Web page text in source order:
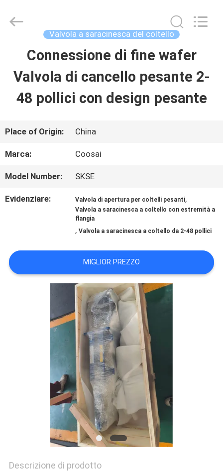
CASA.
PRODOTTI
SU
DI
NOI
VISITA
FABBRICA
CONTROLLO
QUALITÀ
CONTATTACI
NOTIZIE
UN
COOSAI
Valvola a saracinesca del coltello
Connessione di fine wafer
Valvola di cancello pesante 2-
48 pollici con design pesante
Place of Origin: China
Marca: Coosai
Model Number: SKSE
Evidenziare: Valvola di apertura per coltelli pesanti,
Valvola a saracinesca a coltello con estremità a
flangia
,Valvola a saracinesca a coltello da 2-48 pollici
MIGLIOR PREZZO
Descrizione di prodotto